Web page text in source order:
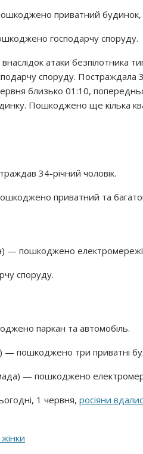
приватний будинок,
господарчу споруду.
атаки безпілотника
споруду. Постраждала
близько 01:10,
Пошкоджено ще кілька
34-річний чоловік.
приватний та
— пошкоджено
споруду.
паркан та автомобіль.
— пошкоджено три приватні
— пошкоджено
1 червня, росіяни